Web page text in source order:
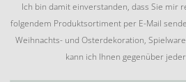
Ich bin damit einverstanden, dass Sie mir
folgendem Produktsortiment per E-Mail
Weihnachts- und Osterdekoration,
kann ich Ihnen gegenüber